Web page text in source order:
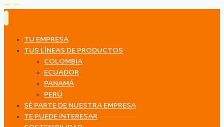
TU EMPRESA
TUS LÍNEAS DE PRODUCTOS
COLOMBIA
ECUADOR
PANAMÁ
PERÚ
SÉ PARTE DE NUESTRA EMPRESA
TE PUEDE INTERESAR